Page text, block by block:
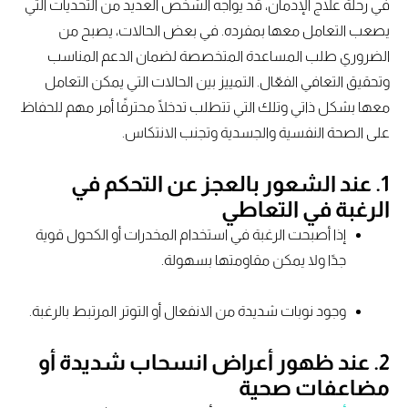
في رحلة علاج الإدمان، قد يواجه الشخص العديد من التحديات التي
يصعب التعامل معها بمفرده. في بعض الحالات، يصبح من
الضروري طلب المساعدة المتخصصة لضمان الدعم المناسب
وتحقيق التعافي الفعّال. التمييز بين الحالات التي يمكن التعامل
معها بشكل ذاتي وتلك التي تتطلب تدخلًا محترفًا أمر مهم للحفاظ
على الصحة النفسية والجسدية وتجنب الانتكاس.
1. عند الشعور بالعجز عن التحكم في
الرغبة في التعاطي
إذا أصبحت الرغبة في استخدام المخدرات أو الكحول قوية
جدًا ولا يمكن مقاومتها بسهولة.
وجود نوبات شديدة من الانفعال أو التوتر المرتبط بالرغبة.
2. عند ظهور أعراض انسحاب شديدة أو
مضاعفات صحية